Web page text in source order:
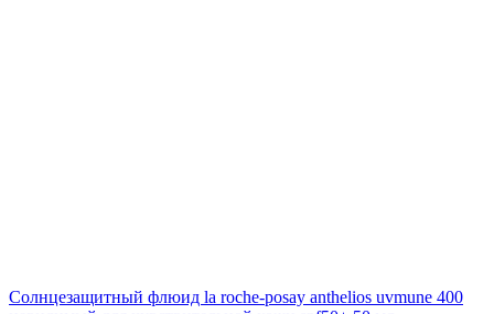
Солнцезащитный флюид la roche-posay anthelios uvmune 400